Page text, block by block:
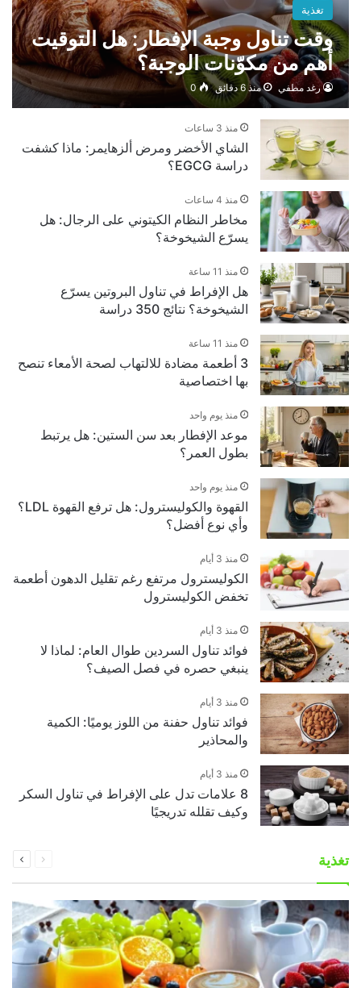
تغذية
وقت تناول وجبة الإفطار: هل التوقيت
أهم من مكوّنات الوجبة؟
رغد مطفي منذ 6 دقائق 0
منذ 3 ساعات
الشاي الأخضر ومرض ألزهايمر: ماذا كشفت
دراسة EGCG؟
منذ 4 ساعات
مخاطر النظام الكيتوني على الرجال: هل
يسرّع الشيخوخة؟
منذ 11 ساعة
هل الإفراط في تناول البروتين يسرّع
الشيخوخة؟ نتائج 350 دراسة
منذ 11 ساعة
3 أطعمة مضادة للالتهاب لصحة الأمعاء تنصح
بها اختصاصية
منذ يوم واحد
موعد الإفطار بعد سن الستين: هل يرتبط
بطول العمر؟
منذ يوم واحد
القهوة والكوليسترول: هل ترفع القهوة LDL؟
وأي نوع أفضل؟
منذ 3 أيام
الكوليسترول مرتفع رغم تقليل الدهون أطعمة
تخفض الكوليسترول
منذ 3 أيام
فوائد تناول السردين طوال العام: لماذا لا
ينبغي حصره في فصل الصيف؟
منذ 3 أيام
فوائد تناول حفنة من اللوز يوميًا: الكمية
والمحاذير
منذ 3 أيام
8 علامات تدل على الإفراط في تناول السكر
وكيف تقلله تدريجيًا
تغذية الصفحةالصفحة